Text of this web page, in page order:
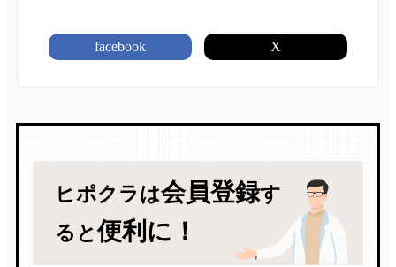
facebook X
ヒポクラは会員登録す
ると便利に！